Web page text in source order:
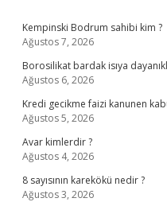
Kempinski Bodrum sahibi kim ?
Ağustos 7, 2026
Borosilikat bardak isıya
Ağustos 6, 2026
Kredi gecikme faizi kanunen
Ağustos 5, 2026
Avar kimlerdir ?
Ağustos 4, 2026
8 sayısının karekökü nedir ?
Ağustos 3, 2026